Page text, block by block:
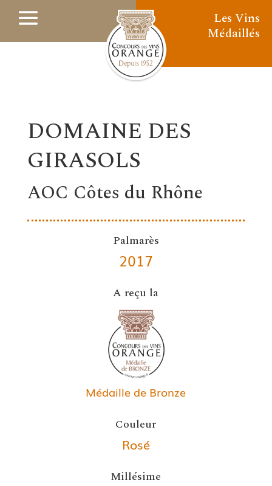
Les Vins
Médaillés
DOMAINE DES
GIRASOLS
AOC Côtes du Rhône
Palmarès
2017
A reçu la
Médaille de Bronze
Couleur
Rosé
Millésime